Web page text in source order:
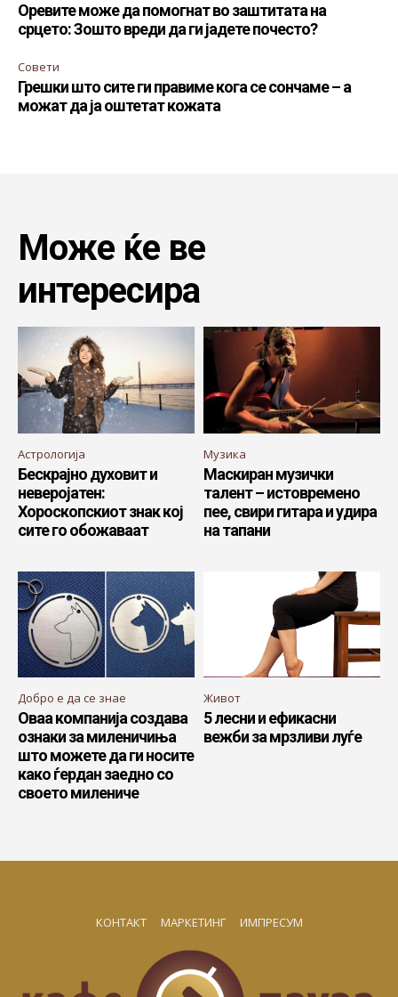
Оревите може да помогнат во заштитата на
срцето: Зошто вреди да ги јадете почесто?
Совети
Грешки што сите ги правиме кога се сончаме – а
можат да ја оштетат кожата
Може ќе ве
интересира
Астрологија
Бескрајно духовит и
неверојатен:
Хороскопскиот знак кој
сите го обожаваат
Музика
Маскиран музички
талент – истовремено
пее, свири гитара и удира
на тапани
Добро е да се знае
Оваа компанија создава
ознаки за миленичиња
што можете да ги носите
како ѓердан заедно со
своето милениче
Живот
5 лесни и ефикасни
вежби за мрзливи луѓе
КОНТАКТ МАРКЕТИНГ ИМПРЕСУМ